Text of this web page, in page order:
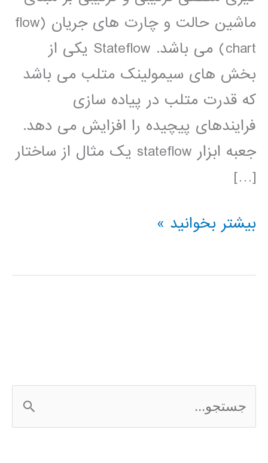
ماشین حالت و چارت های جریان (flow
chart) می باشد. Stateflow یکی از
بخش های سیمولینک متلب می باشد
که قدرت متلب در پیاده سازی
فرایندهای پیچیده را افزایش می دهد.
جعبه ابزار stateflow يک مثال از ساختار
[…]
فیلم
stateflow
بیشتر بخوانید »
س